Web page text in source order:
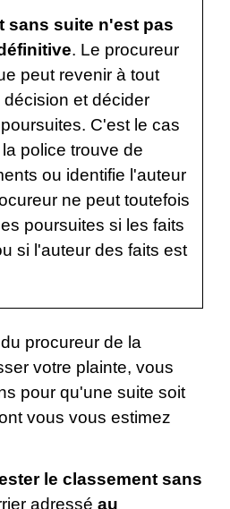
sans suite n'est pas
. Le procureur
peut revenir à tout
et décider
C'est le cas
police trouve de
ou identifie l'auteur
ne peut toutefois
poursuites si les faits
si l'auteur des faits est
procureur de la
votre plainte, vous
pour qu'une suite soit
vous vous estimez
le classement sans
adressé au